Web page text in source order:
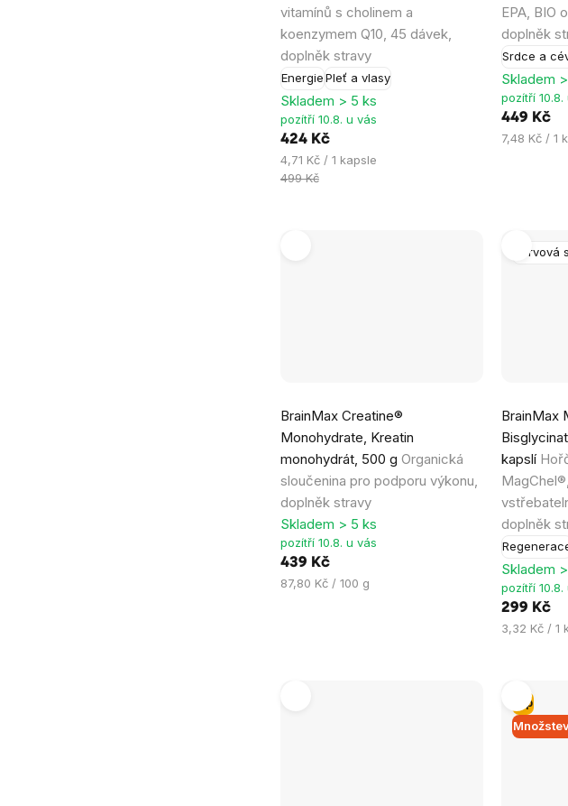
vitamínů s cholinem a
koenzymem Q10, 45 dávek,
doplněk stravy
EnergiePleť a vlasy
5,0
z
5
hvězdiček.
Skladem > 5 ks
pozítří 10.8. u vás
424 Kč
Měrná
cena:
4,71 Kč / 1 kapsle
499 Kč
EPA, BIO
doplněk
Srdce a
5,0
z
5
hvězdiček.
Skladem
pozítří 10.8.
449 Kč
Měrná
7,48 Kč / 1
BrainMax Creatine®
Monohydrate, Kreatin
monohydrát, 500 g Organická
sloučenina pro podporu výkonu,
doplněk stravy
hodnocení
produktu
je
4,9
z
5
hvězdiček.
Skladem > 5 ks
pozítří 10.8. u vás
439 Kč
Měrná
87,80 Kč / 100 g
Nervová
BrainMax
kapslí
doplněk
produktu
je
4,9
z
5
Skladem
pozítří 10.8.
299 Kč
Měrná
3,32 Kč / 1
Tip